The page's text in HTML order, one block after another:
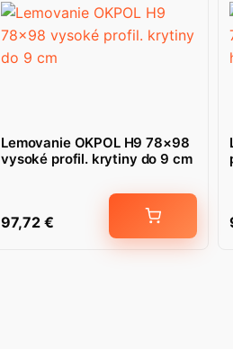
Lemovanie OKPOL H9 78×98
vysoké profil. krytiny do 9 cm
97,72 €